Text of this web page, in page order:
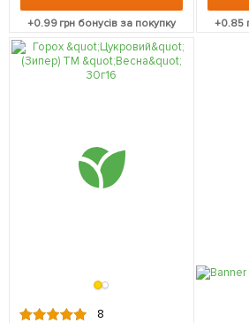
+0.99грн бонусів за покупку +0.85
8